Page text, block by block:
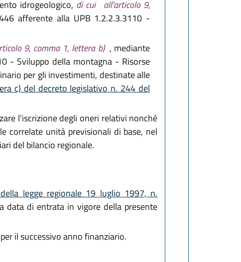
idrogeologico, di cui
all'articolo 9,
afferente alla UPB 1.2.2.3.3110 -
9, comma 1, lettera b) , mediante
- Sviluppo della montagna - Risorse
per gli investimenti, destinate alle
c) del decreto legislativo n. 244 del
l'iscrizione degli oneri relativi nonché
correlate unità previsionali di base, nel
del bilancio regionale.
legge regionale 19 luglio 1997, n.
data di entrata in vigore della presente
il successivo anno finanziario.